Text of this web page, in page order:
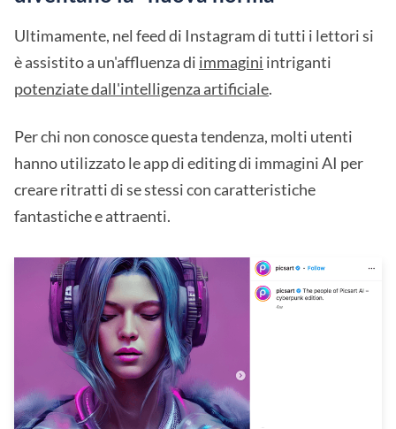
Ultimamente, nel feed di Instagram di tutti i lettori si
è assistito a un'affluenza di immagini intriganti
potenziate dall'intelligenza artificiale.
Per chi non conosce questa tendenza, molti utenti
hanno utilizzato le app di editing di immagini AI per
creare ritratti di se stessi con caratteristiche
fantastiche e attraenti.